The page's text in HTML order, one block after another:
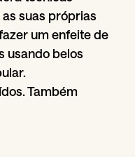
suas próprias
um enfeite de
usando belos
Também